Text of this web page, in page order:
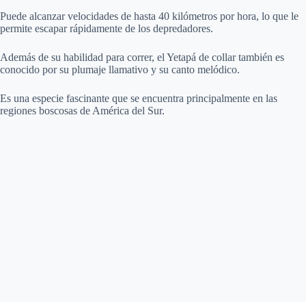
Puede alcanzar velocidades de hasta 40 kilómetros por hora, lo que le
permite escapar rápidamente de los depredadores.
Además de su habilidad para correr, el Yetapá de collar también es
conocido por su plumaje llamativo y su canto melódico.
Es una especie fascinante que se encuentra principalmente en las
regiones boscosas de América del Sur.